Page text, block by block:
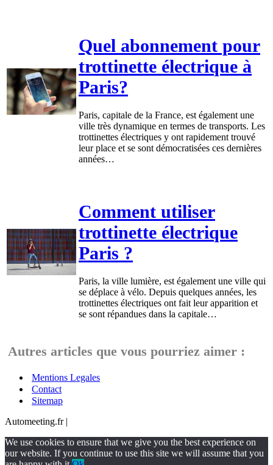
Quel abonnement pour
trottinette électrique à
Paris?
Paris, capitale de la France, est également une
ville très dynamique en termes de transports. Les
trottinettes électriques y ont rapidement trouvé
leur place et se sont démocratisées ces dernières
années…
Comment utiliser
trottinette électrique
Paris ?
Paris, la ville lumière, est également une ville qui
se déplace à vélo. Depuis quelques années, les
trottinettes électriques ont fait leur apparition et
se sont répandues dans la capitale…
Autres articles que vous pourriez aimer :
Mentions Legales
Contact
Sitemap
Automeeting.fr |
We use cookies to ensure that we give you the best experience on
our website. If you continue to use this site we will assume that you